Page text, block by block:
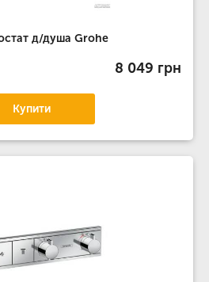
д/душа Grohe
8 049 грн
Купити